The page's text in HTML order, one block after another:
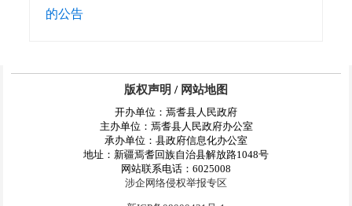
的公告
版权声明 / 网站地图
开办单位：焉耆县人民政府
主办单位：焉耆县人民政府办公室
承办单位：县政府信息化办公室
地址：新疆焉耆回族自治县解放路1048号
网站联系电话：6025008
涉企网络侵权举报专区